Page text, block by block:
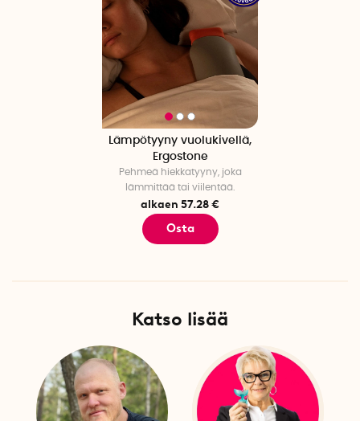
Lämpötyyny vuolukivellä,
Ergostone
Pehmeä hiekkatyyny, joka
lämmittää tai viilentää.
alkaen 57.28 €
Osta
Katso lisää